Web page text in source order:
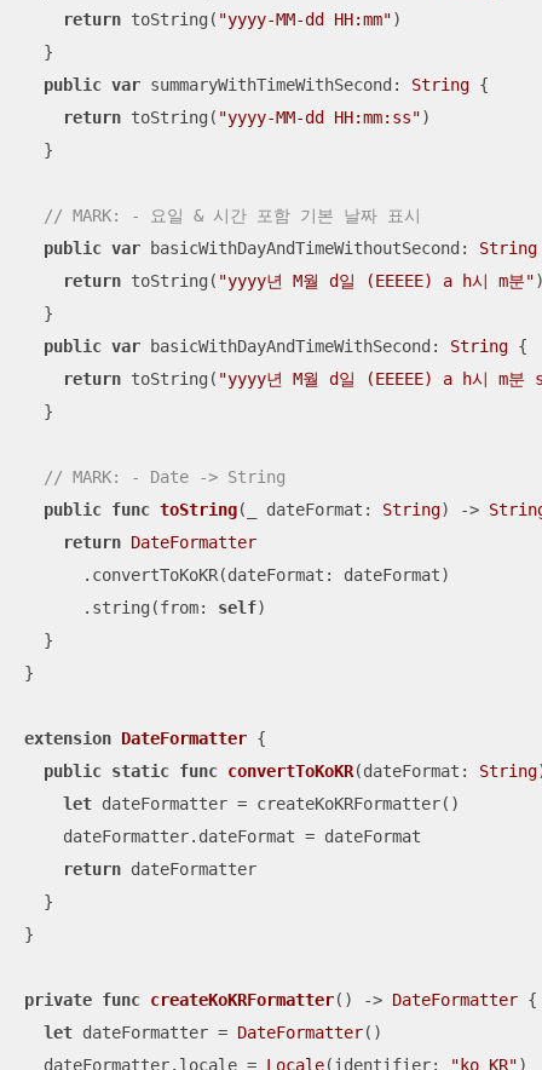
return toString( "yyyy-MM-dd HH:mm")
  }
public var summaryWithTimeWithSecond: String {
return toString( "yyyy-MM-dd HH:mm:ss")
  }
// MARK: - 요일 & 시간 포함 기본 날짜 표시
public var basicWithDayAndTimeWithoutSecond: String
return toString( "yyyy년 M월 d일 (EEEEE) a h시 m분"
  }
public var basicWithDayAndTimeWithSecond: String {
return toString( "yyyy년 M월 d일 (EEEEE) a h시 m분
  }
// MARK: - Date -> String
public func toString( dateFormat : String) ->
return DateFormatter
      .convertToKoKR(dateFormat: dateFormat)
      .string(from:
self)
  }
}
extension DateFormatter {
public static func convertToKoKR(dateFormat : String
let dateFormatter = createKoKRFormatter()
    dateFormatter.dateFormat
= dateFormat
return dateFormatter
  }
}
private func createKoKRFormatter() -> DateFormatter {
let dateFormatter = DateFormatter()
  dateFormatter.locale
= Locale(identifier: "ko_KR")